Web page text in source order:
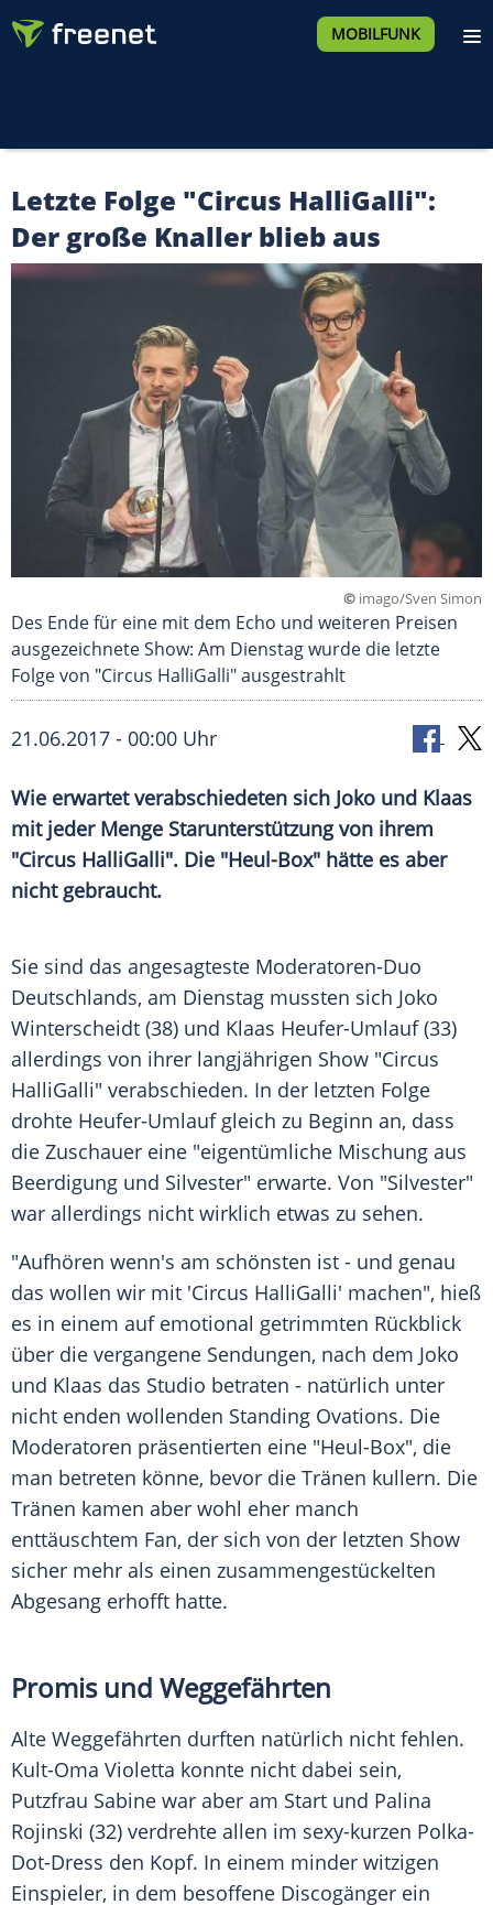
MOBILFUNK
Letzte Folge "Circus HalliGalli":
Der große Knaller blieb aus
© imago/Sven Simon
Des Ende für eine mit dem Echo und weiteren Preisen
ausgezeichnete Show: Am Dienstag wurde die letzte
Folge von "Circus HalliGalli" ausgestrahlt
21.06.2017 - 00:00 Uhr
Wie erwartet verabschiedeten sich Joko und Klaas
mit jeder Menge Starunterstützungvon ihrem
"Circus HalliGalli". Die "Heul-Box" hätte es aber
nicht gebraucht.
Sie sind das angesagteste Moderatoren-Duo
Deutschlands, am Dienstag mussten sich Joko
Winterscheidt (38) und Klaas Heufer-Umlauf(33)
allerdings von ihrer langjährigen Show "Circus
HalliGalli" verabschieden. In der letzten Folge
drohte Heufer-Umlauf gleich zu Beginn an, dass
die Zuschauer eine "eigentümliche Mischung aus
Beerdigung und Silvester" erwarte. Von "Silvester"
war allerdings nicht wirklich etwas zu sehen.
"Aufhören wenn's am schönsten ist - und genau
das wollen wir mit 'Circus HalliGalli' machen", hieß
es in einem auf emotional getrimmten Rückblick
über die vergangene Sendungen, nach dem Joko
und Klaas das Studio betraten - natürlich unter
nicht enden wollenden Standing Ovations. Die
Moderatoren präsentierten eine "Heul-Box", die
man betreten könne, bevor die Tränen kullern. Die
Tränen kamen aber wohl eher manch
enttäuschtem Fan, der sich von der letzten Show
sicher mehr als einen zusammengestückelten
Abgesang erhofft hatte.
Promis und Weggefährten
Alte Weggefährten durften natürlich nicht fehlen.
Kult-Oma Violetta konnte nicht dabei sein,
Putzfrau Sabine war aber am Start und Palina
Rojinski (32) verdrehte allen im sexy-kurzen Polka-
Dot-Dress den Kopf. In einem minder witzigen
Einspieler, in dem besoffene Discogänger ein